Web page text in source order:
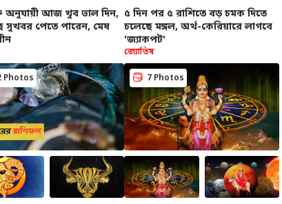
অনুযায়ী আজ খুব ভাল দিন,
পেতে পারেন, মেষ
৫ দিন পর ৫ রাশিতে বড় চমক দিতে
চলেছে মঙ্গল, অর্থ-কেরিয়ারে লাগবে
'জ্যাকপট'
Photos
জ্যোতিষ
7 Photos